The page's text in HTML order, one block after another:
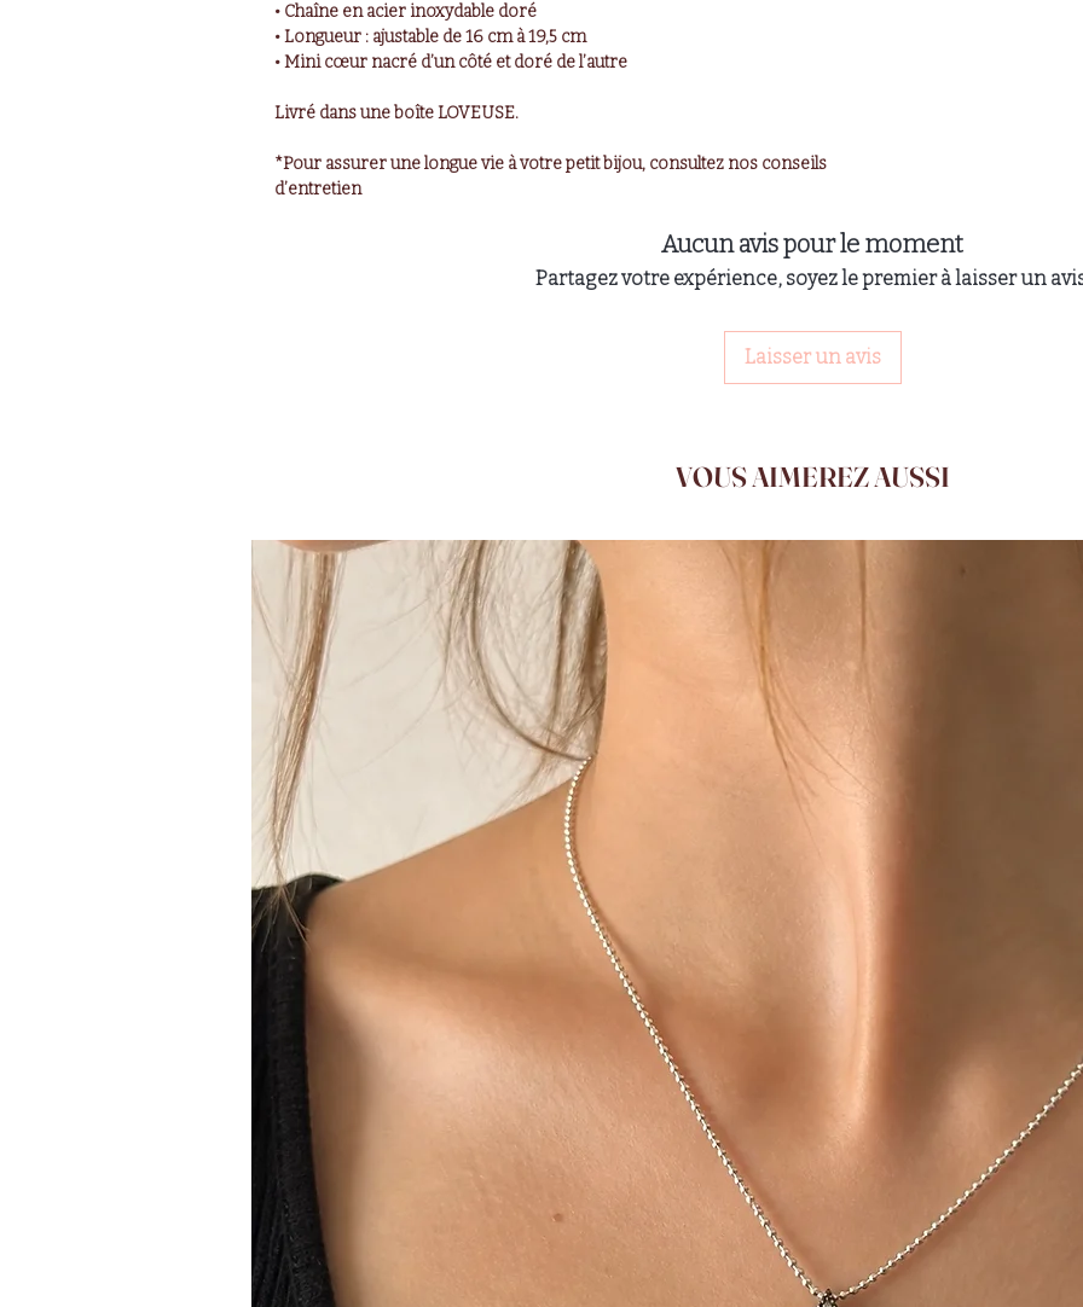
• Chaîne en acier inoxydable doré
• Longueur : ajustable de 16 cm à 19,5 cm
• Mini cœur nacré d’un côté et doré de l’autre
Livré dans une boîte LOVEUSE.
*Pour assurer une longue vie à votre petit bijou, consultez nos conseils
d’entretien
Aucun avis pour le moment
Partagez votre expérience, soyez le premier à laisser un
Laisser un avis
VOUS AIMEREZ AUSSI